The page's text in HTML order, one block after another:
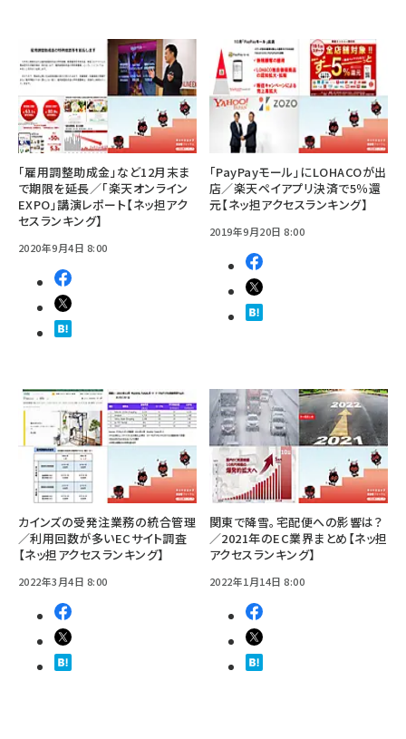
「雇用調整助成金」など12月末ま
で期限を延長／「楽天オンライン
EXPO」講演レポート【ネッ担アク
セスランキング】
2020年9月4日 8:00
「PayPayモール」にLOHACOが出
店／楽天ペイアプリ決済で5％還
元【ネッ担アクセスランキング】
2019年9月20日 8:00
カインズの受発注業務の統合管理
／利用回数が多いECサイト調査
【ネッ担アクセスランキング】
2022年3月4日 8:00
関東で降雪。宅配便への影響は？
／2021年のEC業界まとめ【ネッ担
アクセスランキング】
2022年1月14日 8:00